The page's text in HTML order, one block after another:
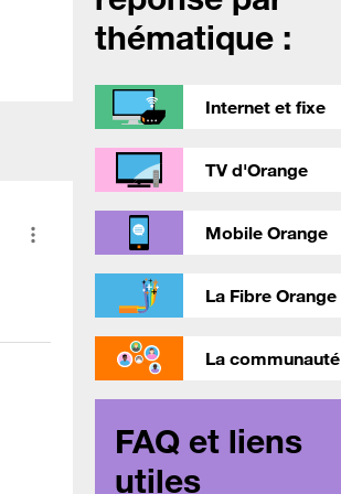
thématique :
Internet et fixe
TV d'Orange
Mobile Orange
La Fibre Orange
La communauté
FAQ et liens
utiles